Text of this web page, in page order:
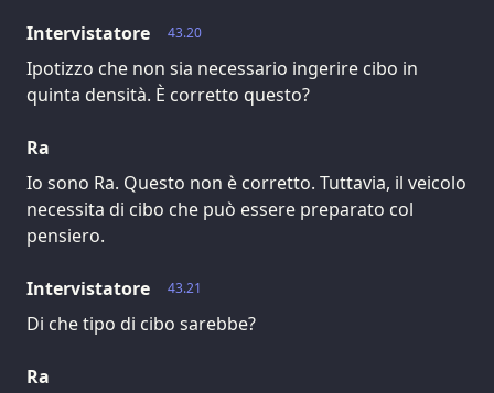
43.20
Intervistatore
Ipotizzo che non sia necessario ingerire cibo in
quinta densità. È corretto questo?
Ra
Io sono Ra. Questo non è corretto. Tuttavia, il veicolo
necessita di cibo che può essere preparato col
pensiero.
43.21
Intervistatore
Di che tipo di cibo sarebbe?
Ra